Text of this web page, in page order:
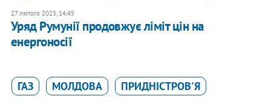
27 лютого 2025, 14:45
Уряд Румунії продовжує ліміт цін на
енергоносії
ГАЗ МОЛДОВА ПРИДНІСТРОВ'Я